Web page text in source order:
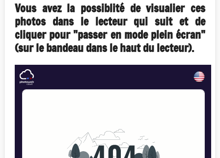
Vous avez la possiblité de visualier ces
photos dans le lecteur qui suit et de
cliquer pour "passer en mode plein écran"
(sur le bandeau dans le haut du lecteur).